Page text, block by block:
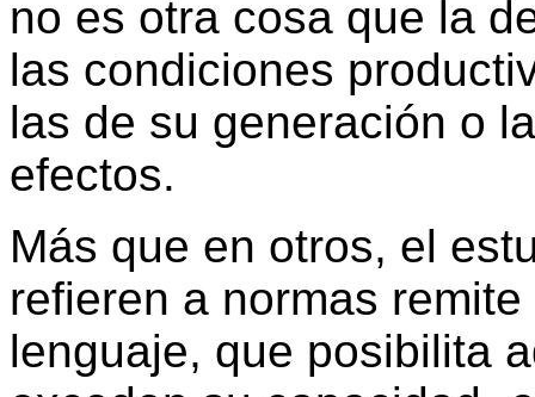
no es otra cosa que la
las condiciones
las de su generación o
efectos.
Más que en otros, el
refieren a normas
lenguaje, que posibilita